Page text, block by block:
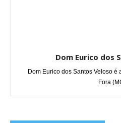
Dom Eurico dos
Dom Eurico dos Santos Veloso é
Fora